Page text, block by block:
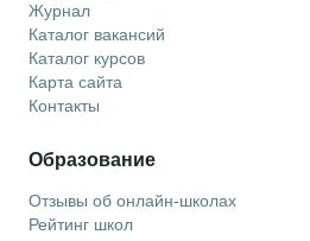
Журнал
Каталог вакансий
Каталог курсов
Карта сайта
Контакты
Образование
Отзывы об онлайн-школах
Рейтинг школ